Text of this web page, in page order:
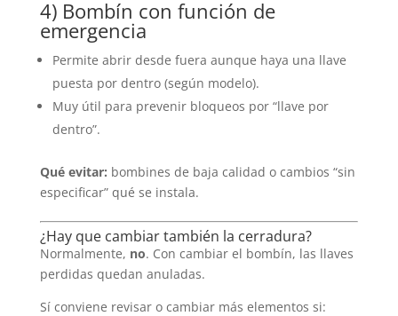
4) Bombín con función de
emergencia
Permite abrir desde fuera aunque haya una llave
puesta por dentro (según modelo).
Muy útil para prevenir bloqueos por “llave por
dentro”.
Qué evitar: bombines de baja calidad o cambios “sin
especificar” qué se instala.
¿Hay que cambiar también la cerradura?
Normalmente, no. Con cambiar el bombín, las llaves
perdidas quedan anuladas.
Sí conviene revisar o cambiar más elementos si: